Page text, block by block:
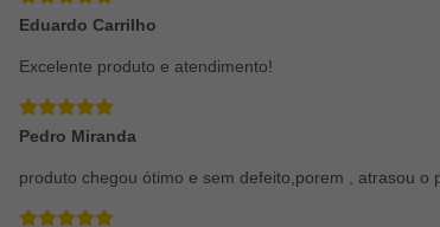
Eduardo Carrilho
Excelente produto e atendimento!
Pedro Miranda
produto chegou ótimo e sem defeito,porem , atrasou o